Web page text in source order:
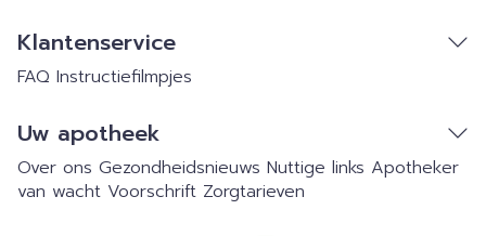
Klantenservice
FAQ Instructiefilmpjes
Uw apotheek
Over ons Gezondheidsnieuws Nuttige links Apotheker
van wacht Voorschrift Zorgtarieven